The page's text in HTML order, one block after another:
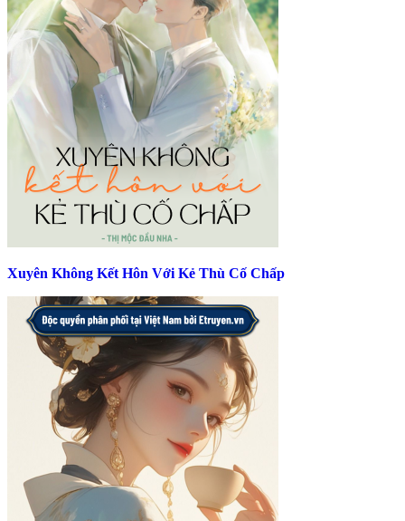
Xuyên Không Kết Hôn Với Kẻ Thù Cố Chấp